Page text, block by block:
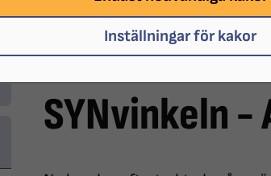
Inställningar för kakor
SYNvinkeln -